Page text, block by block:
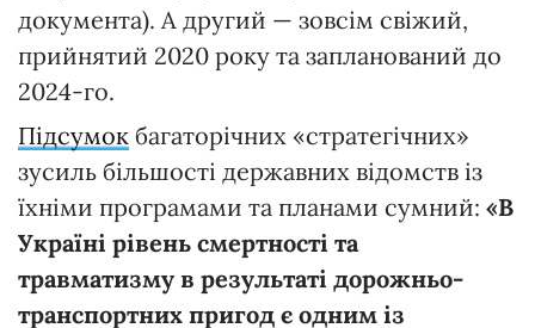
документа). А другий — зовсім свіжий,
прийнятий 2020 року та запланований до
2024-го.
Підсумок багаторічних «стратегічних»
зусиль більшості державних відомств із
їхніми програмами та планами сумний: «В
Україні рівень смертності та
травматизму в результаті дорожньо-
транспортних пригод є одним із